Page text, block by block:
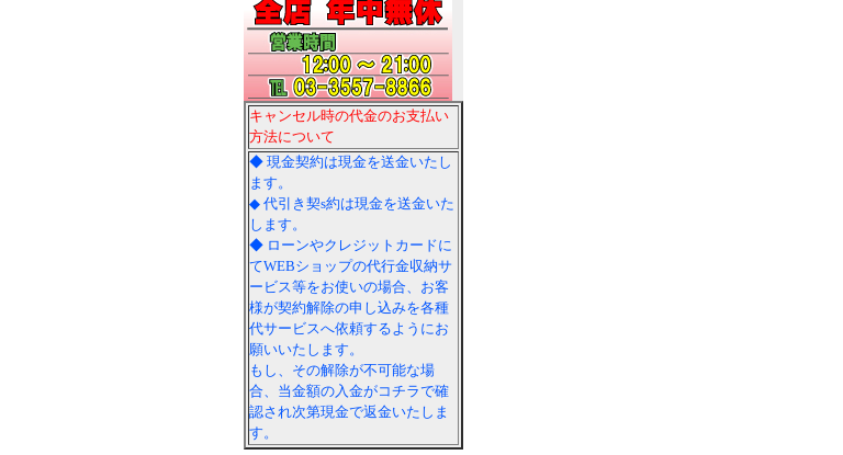
キャンセル時の代金のお支払い
方法について
◆ 現金契約は現金を送金いたし
ます。
◆ 代引き契s約は現金を送金いた
します。
◆ ローンやクレジットカードに
てWEBショップの代行金収納サ
ービス等をお使いの場合、お客
様が契約解除の申し込みを各種
代サービスへ依頼するようにお
願いいたします。
もし、その解除が不可能な場
合、当金額の入金がコチラで確
認され次第現金で返金いたしま
す。